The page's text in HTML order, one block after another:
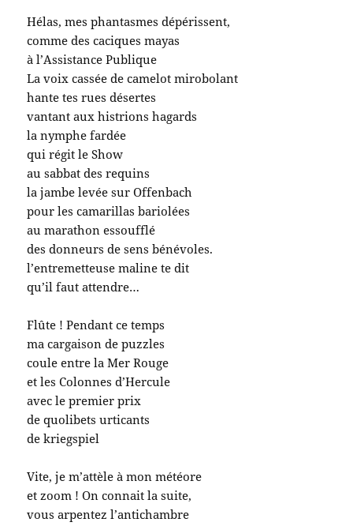
Hélas, mes phantasmes dépérissent,
comme des caciques mayas
à l’Assistance Publique
La voix cassée de camelot mirobolant
hante tes rues désertes
vantant aux histrions hagards
la nymphe fardée
qui régit le Show
au sabbat des requins
la jambe levée sur Offenbach
pour les camarillas bariolées
au marathon essoufflé
des donneurs de sens bénévoles.
l’entremetteuse maline te dit
qu’il faut attendre…
Flûte ! Pendant ce temps
ma cargaison de puzzles
coule entre la Mer Rouge
et les Colonnes d’Hercule
avec le premier prix
de quolibets urticants
de kriegspiel
Vite, je m’attèle à mon météore
et zoom ! On connait la suite,
vous arpentez l’antichambre